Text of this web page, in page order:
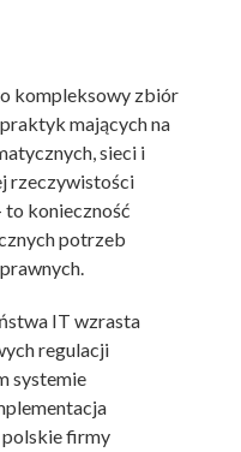
kompleksowy zbiór
mających na
sieci i
rzeczywistości
to konieczność
potrzeb
IT wzrasta
regulacji
systemie
polskie firmy